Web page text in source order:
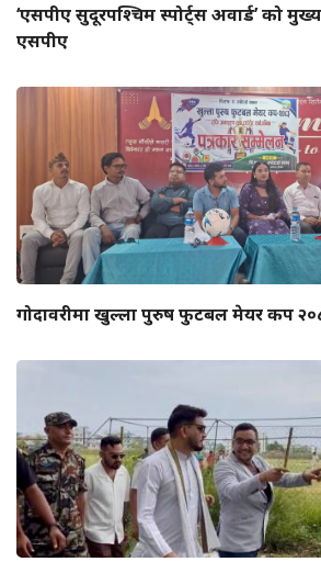
‘एसपीए सुदूरपश्चिम स्पोर्ट्स अवार्ड’ को
एसपीए
गोदावरीमा खुल्ला पुरुष फुटबल मेयर कप